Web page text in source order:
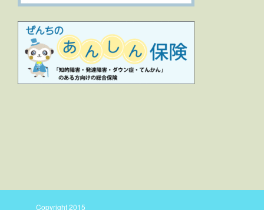
Copyright 2015